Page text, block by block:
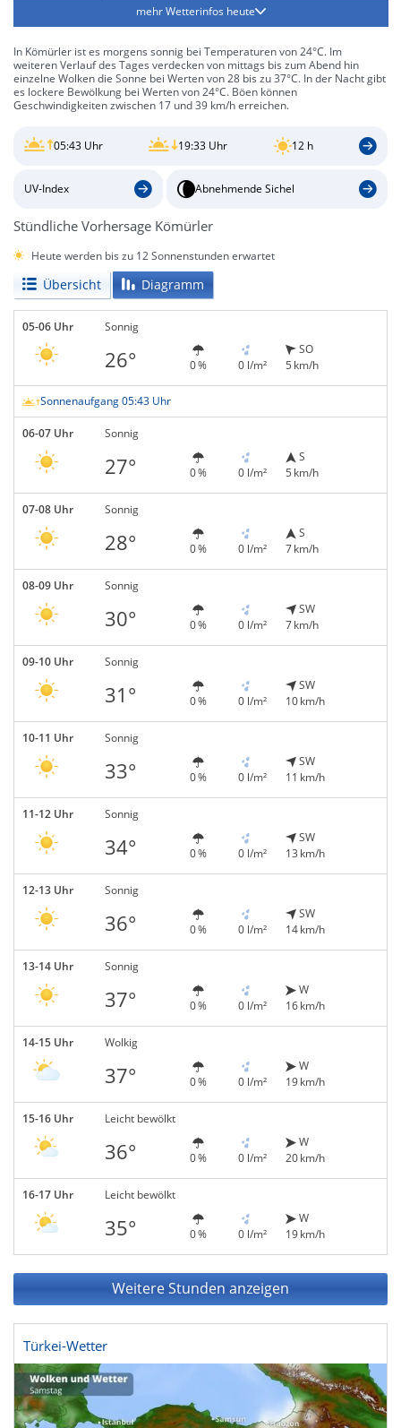
mehr Wetterinfos heute
In Kömürler ist es morgens sonnig bei Temperaturen von 24°C. Im
weiteren Verlauf des Tages verdecken von mittags bis zum Abend hin
einzelne Wolken die Sonne bei Werten von 28 bis zu 37°C. In der Nacht gibt
es lockere Bewölkung bei Werten von 24°C. Böen können
Geschwindigkeiten zwischen 17 und 39 km/h erreichen.
05:43 Uhr 19:33 Uhr 12 h
UV-Index Abnehmende Sichel
Stündliche Vorhersage Kömürler
Heute werden bis zu 12 Sonnenstunden erwartet
Übersicht Diagramm
05-06 Uhr Sonnig
26° 0 % 0 l/m²
SO
5 km/h
Sonnenaufgang 05:43 Uhr
06-07 Uhr Sonnig
27° 0 % 0 l/m²
S
5 km/h
07-08 Uhr Sonnig
28° 0 % 0 l/m²
S
7 km/h
08-09 Uhr Sonnig
30° 0 % 0 l/m²
SW
7 km/h
09-10 Uhr Sonnig
31° 0 % 0 l/m²
SW
10 km/h
10-11 Uhr Sonnig
33° 0 % 0 l/m²
SW
11 km/h
11-12 Uhr Sonnig
34° 0 % 0 l/m²
SW
13 km/h
12-13 Uhr Sonnig
36° 0 % 0 l/m²
SW
14 km/h
13-14 Uhr Sonnig
37° 0 % 0 l/m²
W
16 km/h
14-15 Uhr Wolkig
37° 0 % 0 l/m²
W
19 km/h
15-16 Uhr Leicht bewölkt
36° 0 % 0 l/m²
W
20 km/h
16-17 Uhr Leicht bewölkt
35° 0 % 0 l/m²
W
19 km/h
Weitere Stunden anzeigen
Türkei-Wetter